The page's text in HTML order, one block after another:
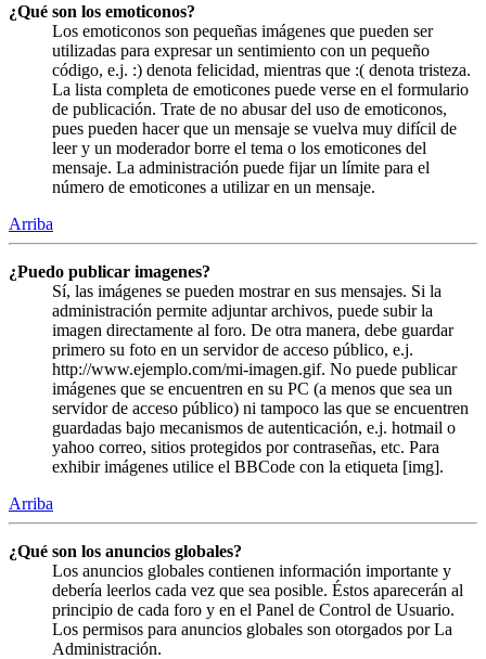
¿Qué son los emoticonos?
Los emoticonos son pequeñas imágenes que pueden ser
utilizadas para expresar un sentimiento con un pequeño
código, e.j. :) denota felicidad, mientras que :( denota tristeza.
La lista completa de emoticones puede verse en el formulario
de publicación. Trate de no abusar del uso de emoticonos,
pues pueden hacer que un mensaje se vuelva muy difícil de
leer y un moderador borre el tema o los emoticones del
mensaje. La administración puede fijar un límite para el
número de emoticones a utilizar en un mensaje.
Arriba
¿Puedo publicar imagenes?
Sí, las imágenes se pueden mostrar en sus mensajes. Si la
administración permite adjuntar archivos, puede subir la
imagen directamente al foro. De otra manera, debe guardar
primero su foto en un servidor de acceso público, e.j.
http://www.ejemplo.com/mi-imagen.gif. No puede publicar
imágenes que se encuentren en su PC (a menos que sea un
servidor de acceso público) ni tampoco las que se encuentren
guardadas bajo mecanismos de autenticación, e.j. hotmail o
yahoo correo, sitios protegidos por contraseñas, etc. Para
exhibir imágenes utilice el BBCode con la etiqueta [img].
Arriba
¿Qué son los anuncios globales?
Los anuncios globales contienen información importante y
debería leerlos cada vez que sea posible. Éstos aparecerán al
principio de cada foro y en el Panel de Control de Usuario.
Los permisos para anuncios globales son otorgados por La
Administración.